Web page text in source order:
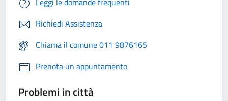
Richiedi Assistenza
Chiama il comune 011 9876165
Prenota un appuntamento
Problemi in città